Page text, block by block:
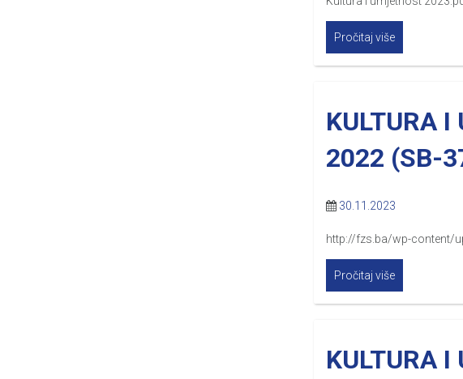
Pročitaj više
KULTURA
2022 (SB-
30.11.2023
http://fzs.ba/wp-content/
Pročitaj više
KULTURA